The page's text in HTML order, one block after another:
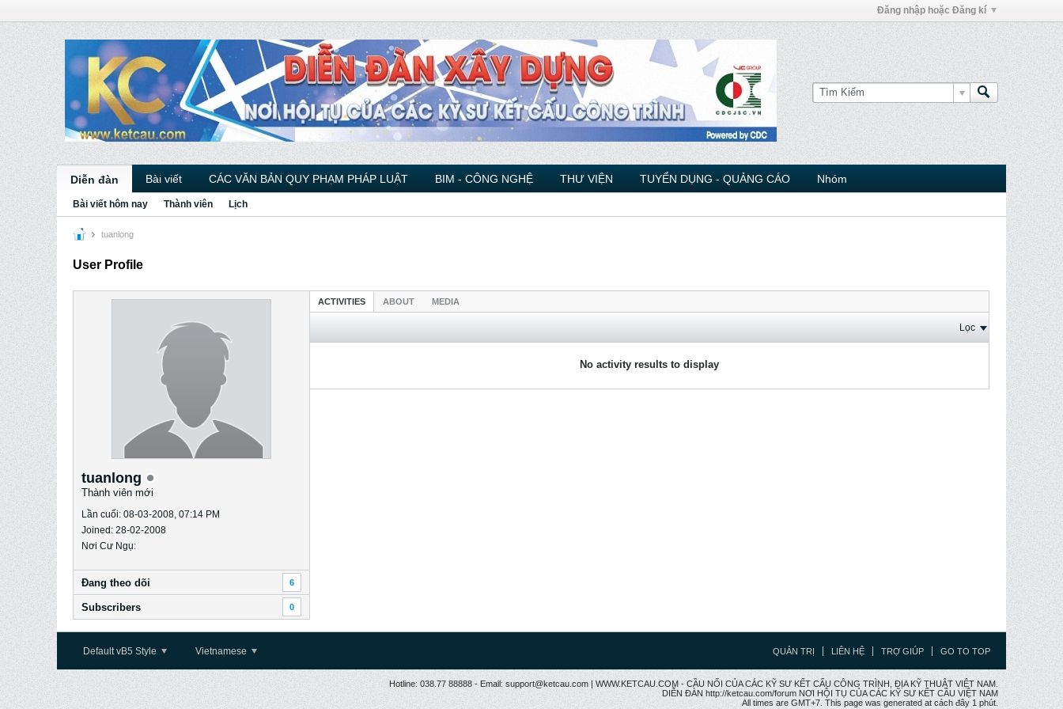
Đăng nhập hoặc Đăng kí
Diễn đàn Bài viết CÁC VĂN BẢN QUY PHẠM PHÁP LUẬT BIM - CÔNG NGHỆ THƯ VIỆN TUYỂN DỤNG - QUẢNG CÁO Nhóm
Bài viết hôm nay Thành viên Lịch
tuanlong
User Profile
tuanlong
Thành viên mới
Lần cuối: 08-03-2008, 07:14 PM
Joined: 28-02-2008
Nơi Cư Ngụ:
Ðang theo dõi 6
Subscribers 0
ACTIVITIES ABOUT MEDIA
Lọc
No activity results to display
Default vB5 Style Vietnamese QUẢN TRỊ LIÊN HỆ TRỢ GIÚP GO TO TOP
Hotline: 038.77 88888 - Email: support@ketcau.com | WWW.KETCAU.COM - CẦU NỐI CỦA CÁC KỸ SƯ KẾT CẤU CÔNG TRÌNH, ĐỊA KỸ THUẬT VIỆT NAM.
DIỄN ĐÀN http://ketcau.com/forum NƠI HỘI TỤ CỦA CÁC KỸ SƯ KẾT CÂU VIỆT NAM
All times are GMT+7. This page was generated at cách đây 1 phút.